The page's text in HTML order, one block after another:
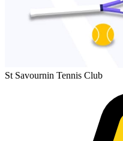
St Savournin Tennis Club